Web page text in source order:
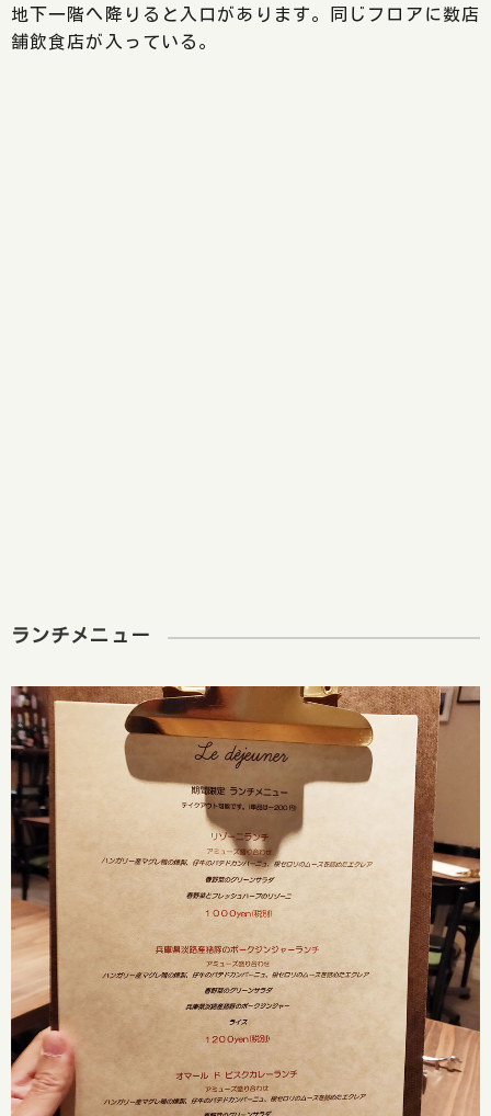
地下一階へ降りると入口があります。同じフロアに数店
舗飲食店が入っている。
ランチメニュー